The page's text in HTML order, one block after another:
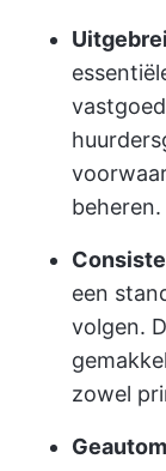
beheren.
een
volgen.
zowel